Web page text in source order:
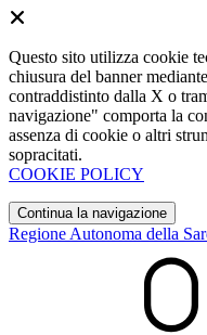
Questo sito utilizza cookie
chiusura del banner
contraddistinto dalla X o
navigazione" comporta la
assenza di cookie o altri
sopracitati.
COOKIE POLICY
Continua la navigazione
Regione Autonoma della